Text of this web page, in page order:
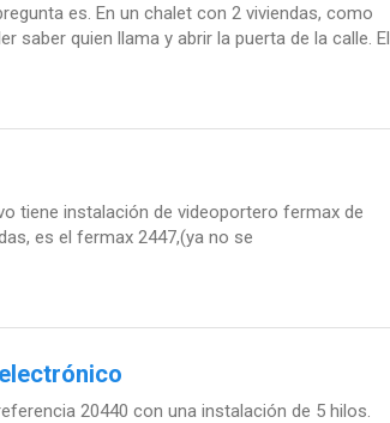
es. En un chalet con 2 viviendas, como
saber quien llama y abrir la puerta de la calle. El
tiene instalación de videoportero fermax de
es el fermax 2447,(ya no se
20440 con una instalación de 5 hilos.